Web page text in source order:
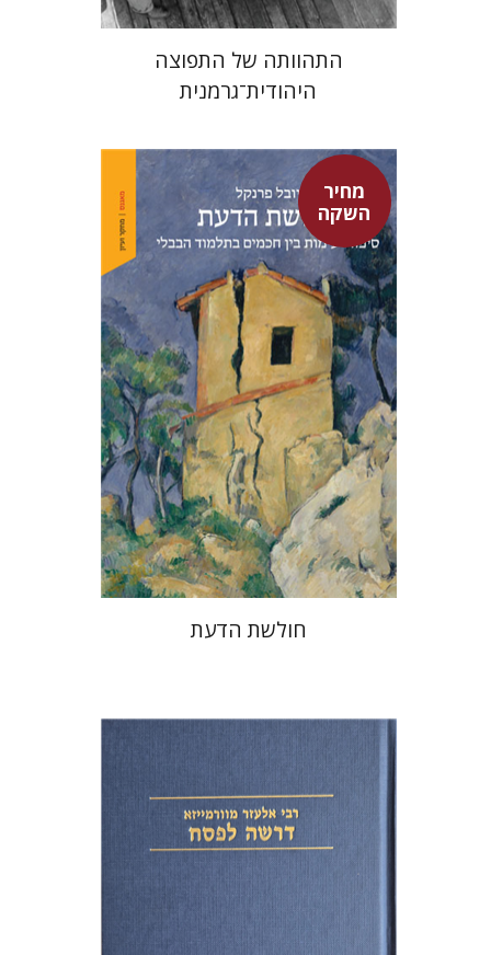
התהוותה של התפוצה
היהודית־גרמנית
מחיר
השקהיובל פרנקל
מחיר השקה
$46
$32
חולשת הדעת
אלעזר מוורמייזא